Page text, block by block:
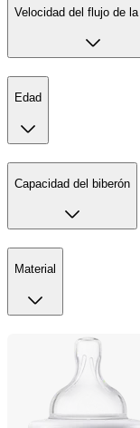
Velocidad del flujo de
Edad
Capacidad del biberón
Material